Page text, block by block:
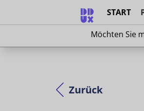
START
Möchten Sie
Möchten Sie mit
Zurück